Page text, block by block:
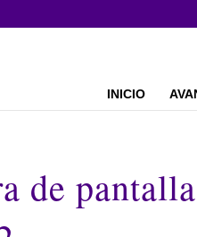
INICIO
de